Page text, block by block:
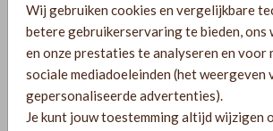
Wij gebruiken cookies en vergelijkbare
betere gebruikerservaring te bieden, ons
en onze prestaties te analyseren en voor
sociale mediadoeleinden (het weergeven
gepersonaliseerde advertenties).
Je kunt jouw toestemming altijd wijzigen
en het takje zoals op de foto bijbestellen
links: https://lindesigned.nl/lakzegels en
https://lindesigned.nl/takjes-bestellen
Toon meer
COLLECTIE
Trouwkaarten